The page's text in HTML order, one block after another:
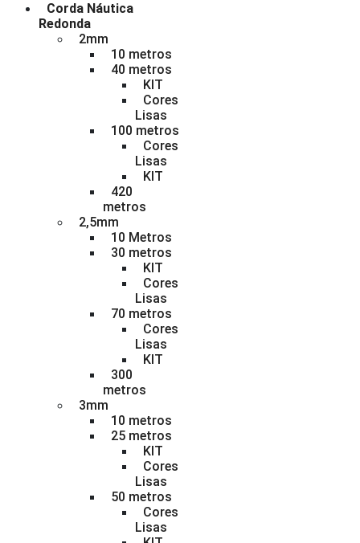
Corda Náutica
Redonda
2mm
10 metros
40 metros
KIT
Cores
Lisas
100 metros
Cores
Lisas
KIT
420
metros
2,5mm
10 Metros
30 metros
KIT
Cores
Lisas
70 metros
Cores
Lisas
KIT
300
metros
3mm
10 metros
25 metros
KIT
Cores
Lisas
50 metros
Cores
Lisas